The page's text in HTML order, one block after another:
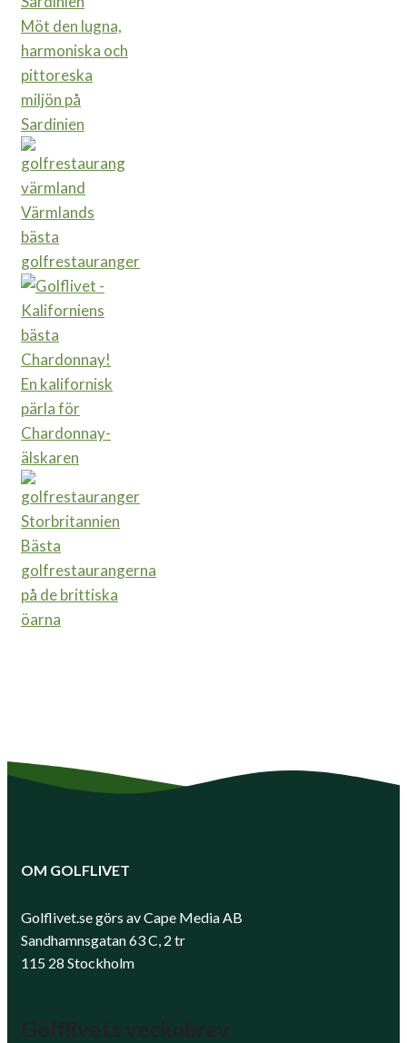
Möt den lugna,
harmoniska och
pittoreska
miljön på
Sardinien
Värmlands
bästa
golfrestauranger
En kalifornisk
pärla för
Chardonnay-
älskaren
Bästa
golfrestaurangerna
på de brittiska
öarna
OM GOLFLIVET
Golflivet.se görs av Cape Media AB
Sandhamnsgatan 63 C, 2 tr
115 28 Stockholm